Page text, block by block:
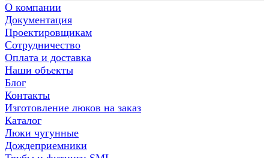
О компании
Документация
Проектировщикам
Сотрудничество
Оплата и доставка
Наши объекты
Блог
Контакты
Изготовление люков на заказ
Каталог
Люки чугунные
Дождеприемники